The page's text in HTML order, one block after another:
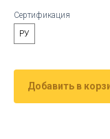
Сертификация
РУ
Добавить в